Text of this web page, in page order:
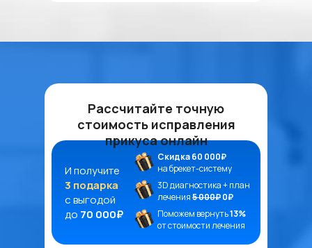
Поможем вернуть13%
от стоимости лечения
3D диагностика + план
лечения5 000₽0₽
Скидка 60 000₽
на брекет-систему
И получите
3 подарка
с выгодой
до 70 000₽
Рассчитайте точную
стоимость исправления
прикуса онлайн